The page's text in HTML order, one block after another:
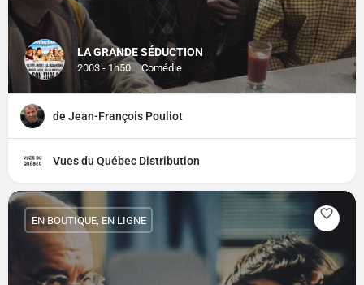
LA GRANDE SÉDUCTION
2003 - 1h50 Comédie
de Jean-François Pouliot
Vues du Québec Distribution
EN BOUTIQUE, EN LIGNE